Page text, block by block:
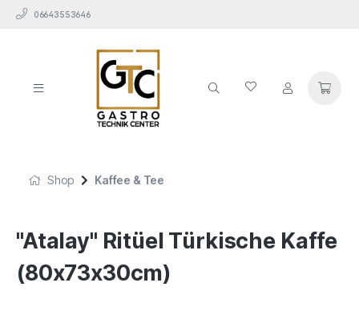
06643553646
Shop Kaffee & Tee
"Atalay" Ritüel Türkische Kaffe
(80x73x30cm)